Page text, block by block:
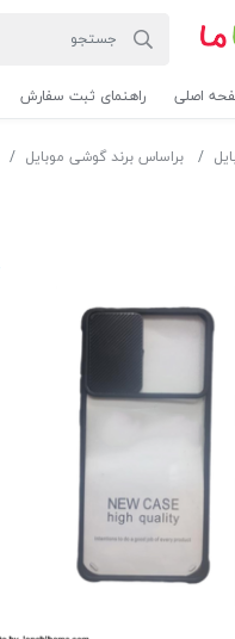
اصلی راهنمای ثبت سفارش
براساس برند گوشی موبایل